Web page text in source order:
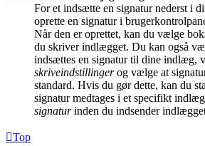
For et indsætte en signatur nederst i
oprette en signatur i
Når den er oprettet, kan du vælge
du skriver indlægget. Du kan også
indsættes en signatur til dine indlæg,
skriveindstillingerog vælge at
standard. Hvis du gør dette, kan du
signatur medtages i et specifikt
signaturinden du indsender
Top